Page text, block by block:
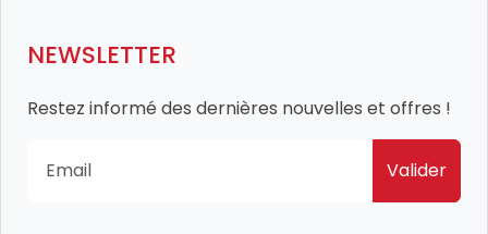
NEWSLETTER
Restez informé des dernières nouvelles et offres !
Valider